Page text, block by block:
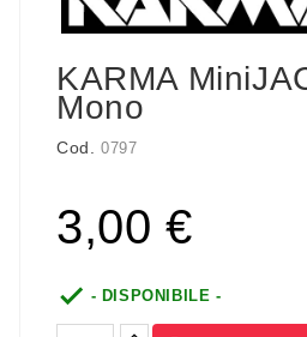
KARMA
Mono
Cod. 0797
3,00 €
 - DISPONIBILE -